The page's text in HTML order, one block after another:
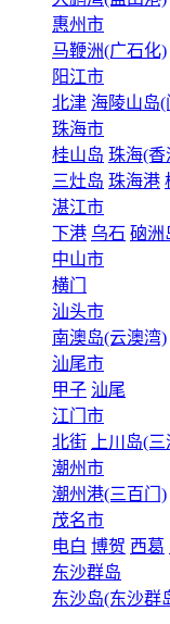
惠州市
马鞭洲(广石化)
阳江市
北津 海陵山岛(
珠海市
桂山岛 珠海(香
三灶岛 珠海港
湛江市
下港 乌石 硇洲
中山市
横门
汕头市
南澳岛(云澳湾)
汕尾市
甲子 汕尾
江门市
北街
上川岛(
潮州市
潮州港(三百门)
茂名市
电白 博贺 西葛
东沙群岛
东沙岛(东沙群